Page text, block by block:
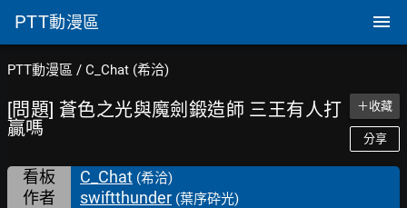
PTT動漫區
PTT動漫區 / C_Chat (希洽)
[問題] 蒼色之光與魔劍鍛造師 三王有人打
贏嗎
＋收藏
分享
看板 C_Chat (希洽)
作者 swiftthunder (葉序砕光)